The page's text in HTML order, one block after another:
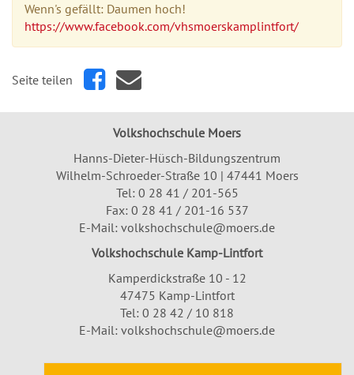
Wenn's gefällt: Daumen hoch!
https://www.facebook.com/vhsmoerskamplintfort/
Seite teilen
Volkshochschule Moers
Hanns-Dieter-Hüsch-Bildungszentrum
Wilhelm-Schroeder-Straße 10 | 47441 Moers
Tel: 0 28 41 / 201-565
Fax: 0 28 41 / 201-16 537
E-Mail: volkshochschule@moers.de
Volkshochschule Kamp-Lintfort
Kamperdickstraße 10 - 12
47475 Kamp-Lintfort
Tel: 0 28 42 / 10 818
E-Mail: volkshochschule@moers.de